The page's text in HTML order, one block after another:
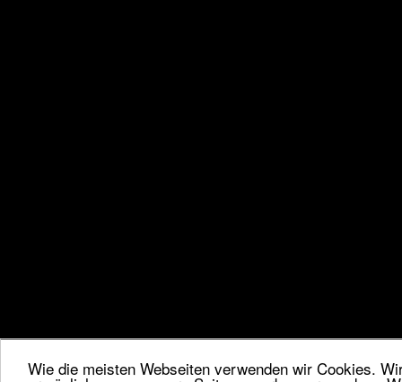
Wie die meisten Webseiten verwenden wir Cookies.